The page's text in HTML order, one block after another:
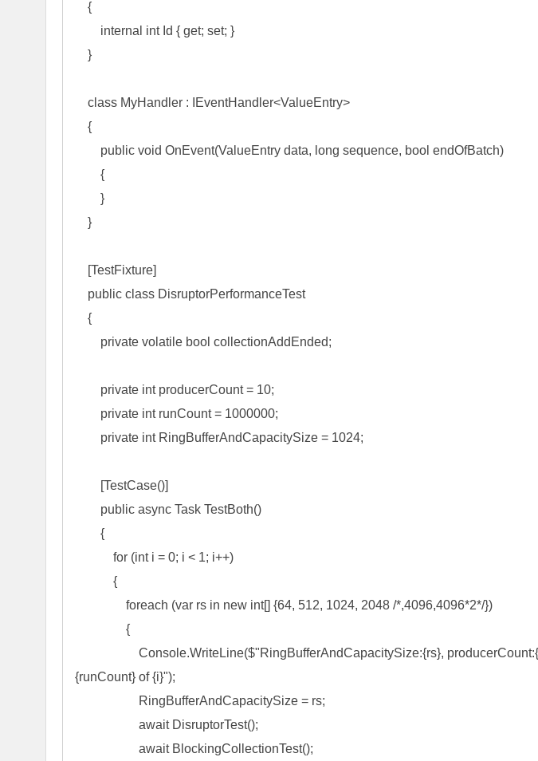
internal int Id { get; set; }
class MyHandler : IEventHandler<ValueEntry>
public void OnEvent(ValueEntry data, long sequence, bool endOfBatch)
public class DisruptorPerformanceTest
private volatile bool collectionAddEnded;
private int producerCount = 10;
private int runCount = 1000000;
private int RingBufferAndCapacitySize = 1024;
public async Task TestBoth()
for (int i = 0; i < 1; i++)
foreach (var rs in new int[] {64, 512, 1024, 2048 /*,4096,4096*2*/})
                    Console.WriteLine($
"RingBufferAndCapacitySize:{rs},
{runCount} of {i}");
                    RingBufferAndCapacitySize
= rs;
await DisruptorTest();
await BlockingCollectionTest();